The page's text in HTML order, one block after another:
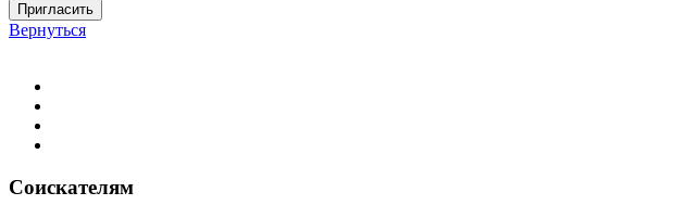
Пригласить
Вернуться
Соискателям